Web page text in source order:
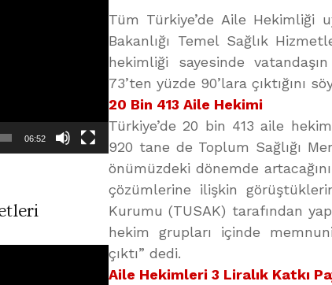
Tüm Türkiye’de Aile Hekimliği
Bakanlığı Temel Sağlık
hekimliği sayesinde
73’ten yüzde 90’lara çıktığını
20 Bin 413 Aile Hekimi
Türkiye’de 20 bin 413 aile
920 tane de Toplum Sağlığı
önümüzdeki dönemde
çözümlerine ilişkin
Kurumu (TUSAK) tarafından
hekim grupları içinde
çıktı” dedi.
Aile Hekimleri 3 Liralık Katkı
06:52